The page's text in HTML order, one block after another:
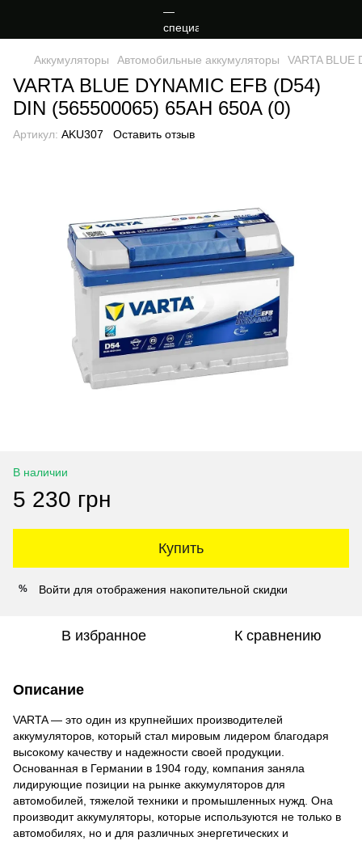
Аккумуляторы Автомобильные аккумуляторы VARTA BLUE
VARTA BLUE DYNAMIC EFB (D54)
DIN (565500065) 65AH 650A (0)
Артикул: AKU307 Оставить отзыв
В наличии
5 230 грн
Купить
% Войти для отображения накопительной скидки
В избранное К сравнению
Описание
VARTA — это один из крупнейших производителей
аккумуляторов, который стал мировым лидером благодаря
высокому качеству и надежности своей продукции.
Основанная в Германии в 1904 году, компания заняла
лидирующие позиции на рынке аккумуляторов для
автомобилей, тяжелой техники и промышленных нужд. Она
производит аккумуляторы, которые используются не только в
автомобилях, но и для различных энергетических и